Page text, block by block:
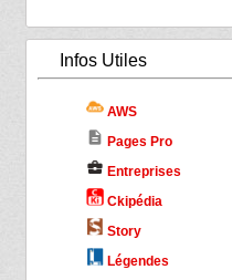
Infos Utiles
AWS
description Pages Pro
business_center Entreprises
Ckipédia
Story
Légendes